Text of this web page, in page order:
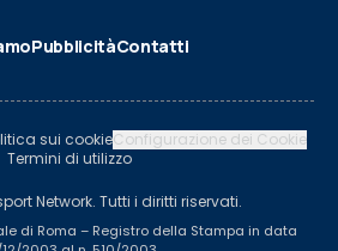
PubblicitàContatti
sui cookieConfigurazione dei Cookie
Termini di utilizzo
Network. Tutti i diritti riservati.
di Roma – Registro della Stampa in data